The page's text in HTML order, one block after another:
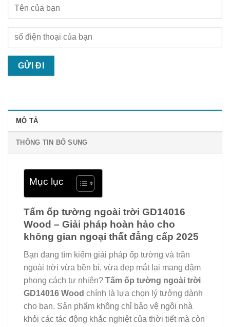
MÔ TẢ
THÔNG TIN BỔ SUNG
Mục lục
Tấm ốp tường ngoài trời GD14016
Wood – Giải pháp hoàn hảo cho
không gian ngoại thất đẳng cấp 2025
Bạn đang tìm kiếm giải pháp ốp tường và trần
ngoài trời vừa bền bỉ, vừa đẹp mắt lại mang đậm
phong cách tự nhiên? Tấm ốp tường ngoài trời
GD14016 Wood chính là lựa chọn lý tưởng dành
cho bạn. Sản phẩm không chỉ bảo vệ ngôi nhà
khỏi các tác động khắc nghiệt của thời tiết mà còn